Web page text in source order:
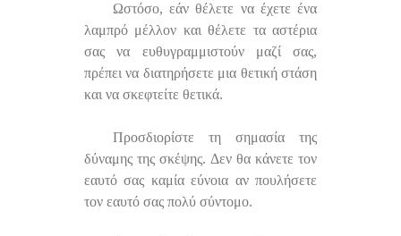
Ωστόσο, εάν θέλετε να έχετε ένα
λαμπρό μέλλον και θέλετε τα αστέρια
σας να ευθυγραμμιστούν μαζί σας,
πρέπει να διατηρήσετε μια θετική στάση
και να σκεφτείτε θετικά.
Προσδιορίστε τη σημασία της
δύναμης της σκέψης. Δεν θα κάνετε τον
εαυτό σας καμία εύνοια αν πουλήσετε
τον εαυτό σας πολύ σύντομο.